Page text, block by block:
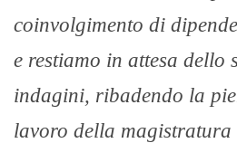
coinvolgimento di
e restiamo in attesa dello
indagini, ribadendo la
lavoro della magistratura